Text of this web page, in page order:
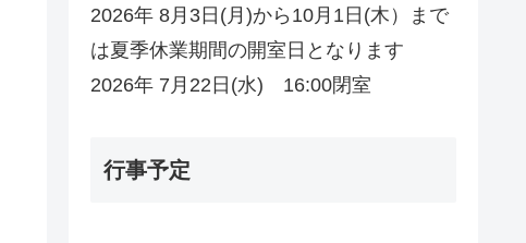
2026年 8月3日(月)から10月1日(木）まで
は夏季休業期間の開室日となります
2026年 7月22日(水) 16:00閉室
行事予定